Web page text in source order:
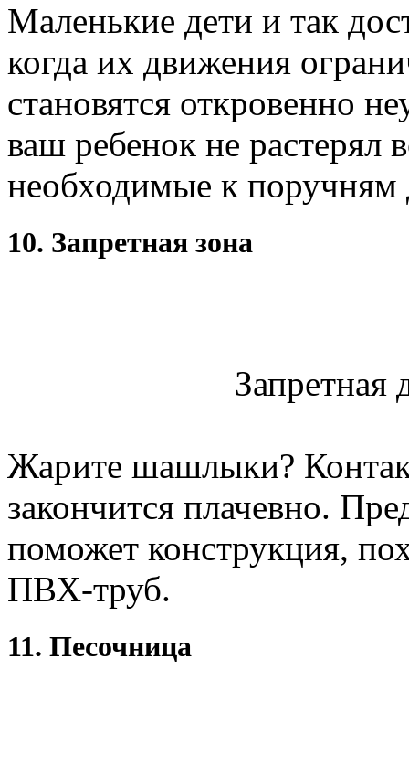
Маленькие дети и так
когда их движения
становятся откровенно
ваш ребенок не растерял
необходимые к поручням
10. Запретная зона
Запретная
Жарите шашлыки?
закончится плачевно.
поможет конструкция,
ПВХ-труб.
11. Песочница